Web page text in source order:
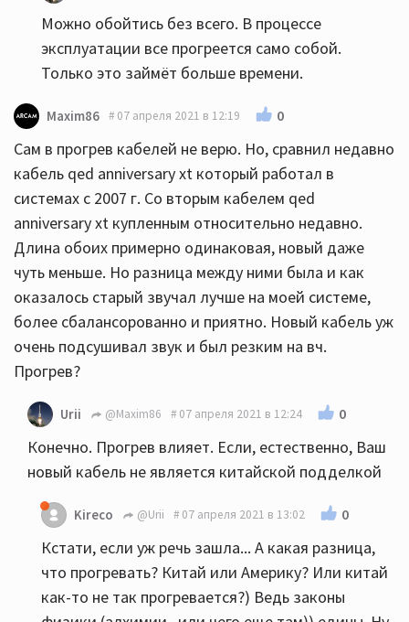
Можно обойтись без всего. В процессе
эксплуатации все прогреется само собой.
Только это займёт больше времени.
Maxim86 07 апреля 2021 в 12:19 0
Сам в прогрев кабелей не верю. Но, сравнил недавно
кабель qed anniversary xt который работал в
системах с 2007 г. Со вторым кабелем qed
anniversary xt купленным относительно недавно.
Длина обоих примерно одинаковая, новый даже
чуть меньше. Но разница между ними была и как
оказалось старый звучал лучше на моей системе,
более сбалансорованно и приятно. Новый кабель уж
очень подсушивал звук и был резким на вч.
Прогрев?
Urii @Maxim86 07 апреля 2021 в 12:24 0
Конечно. Прогрев влияет. Если, естественно, Ваш
новый кабель не является китайской подделкой
Kireco @Urii 07 апреля 2021 в 13:02 0
Кстати, если уж речь зашла... А какая разница,
что прогревать? Китай или Америку? Или китай
как-то не так прогревается?) Ведь законы